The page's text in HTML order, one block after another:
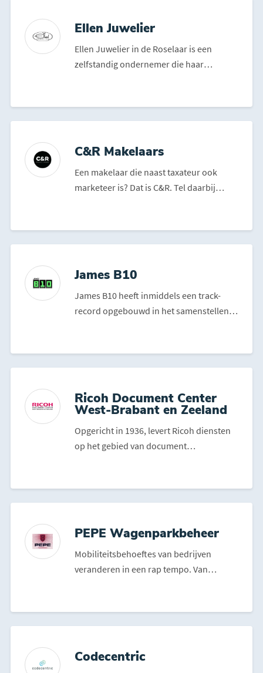
Ellen Juwelier
Ellen Juwelier in de Roselaar is een
zelfstandig ondernemer die haar
C&R Makelaars
Een makelaar die naast taxateur ook
marketeer is? Dat is C&R. Tel daarbij
James B10
James B10 heeft inmiddels een track-
record opgebouwd in het samenstellen
Ricoh Document Center
West-Brabant en Zeeland
Opgericht in 1936, levert Ricoh diensten
op het gebied van document
PEPE Wagenparkbeheer
Mobiliteitsbehoeftes van bedrijven
veranderen in een rap tempo. Van
Codecentric